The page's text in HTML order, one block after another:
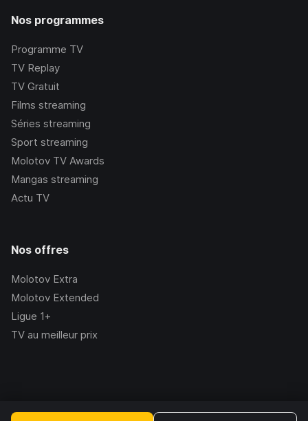
Nos programmes
Programme TV
TV Replay
TV Gratuit
Films streaming
Séries streaming
Sport streaming
Molotov TV Awards
Mangas streaming
Actu TV
Nos offres
Molotov Extra
Molotov Extended
Ligue 1+
TV au meilleur prix